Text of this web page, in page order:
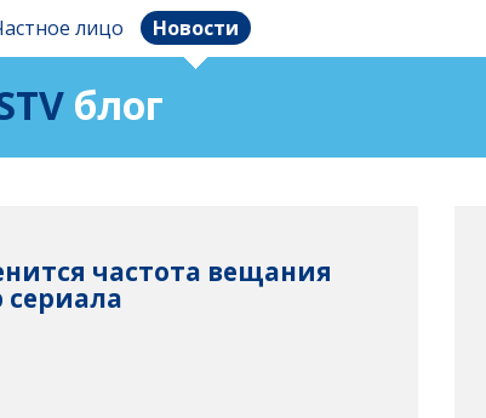
лицо Новости
блог
частота вещания